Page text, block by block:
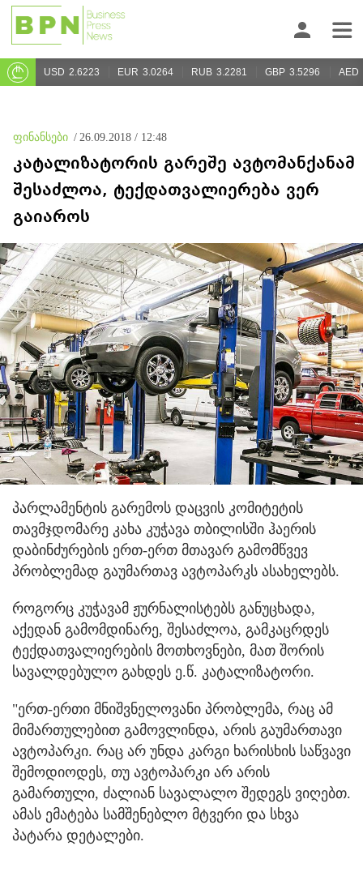
USD 2.6223 EUR 3.0264 RUB 3.2281 GBP 3.5296 AED
ფინანსები / 26.09.2018 / 12:48
კატალიზატორის გარეშე ავტომანქანამ
შესაძლოა, ტექდათვალიერება ვერ
გაიაროს
პარლამენტის გარემოს დაცვის კომიტეტის
თავმჯდომარე კახა კუჭავა თბილისში ჰაერის
დაბინძურების ერთ-ერთ მთავარ გამომწვევ
პრობლემად გაუმართავ ავტოპარკს ასახელებს.
როგორც კუჭავამ ჟურნალისტებს განუცხადა,
აქედან გამომდინარე, შესაძლოა, გამკაცრდეს
ტექდათვალიერების მოთხოვნები, მათ შორის
სავალდებულო გახდეს ე.წ. კატალიზატორი.
"ერთ-ერთი მნიშვნელოვანი პრობლემა, რაც ამ
მიმართულებით გამოვლინდა, არის გაუმართავი
ავტოპარკი. რაც არ უნდა კარგი ხარისხის საწვავი
შემოდიოდეს, თუ ავტოპარკი არ არის
გამართული, ძალიან სავალალო შედეგს ვიღებთ.
ამას ემატება სამშენებლო მტვერი და სხვა
პატარა დეტალები.